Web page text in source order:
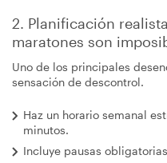
2. Planificación
maratones son
Uno de los principales
sensación de descontrol.
Haz un horario semanal
minutos.
Incluye pausas